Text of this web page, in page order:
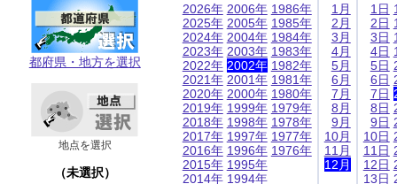
都府県・地方を選択
地点を選択
（未選択）
2026年
2025年
2024年
2023年
2022年
2021年
2020年
2019年
2018年
2017年
2016年
2015年
2014年
2006年
2005年
2004年
2003年
2002年
2001年
2000年
1999年
1998年
1997年
1996年
1995年
1994年
1986年
1985年
1984年
1983年
1982年
1981年
1980年
1979年
1978年
1977年
1976年
1月
2月
3月
4月
5月
6月
7月
8月
9月
10月
11月
12月
1日
2日
3日
4日
5日
6日
7日
8日
9日
10日
11日
12日
13日